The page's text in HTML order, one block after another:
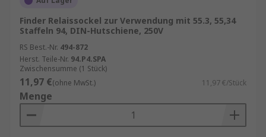
bieten viele Modelle integrierte Klemmen für
Verdrahtung besonders komfortabel macht.
Vorteile von Relaissockeln
Relais lassen sich ohne
Werkzeug einsetzen und austauschen.
Finder Relaissockel zur Verwendung mit 55.3, 55,34
Staffeln 94, DIN-Hutschiene, 250V
RS Best.-Nr. 494-872
Herst. Teile-Nr. 94.P4.SPA
Zwischensumme (1 Stück)
11,97 €(ohne MwSt.) 11,97 €/Stück
Menge